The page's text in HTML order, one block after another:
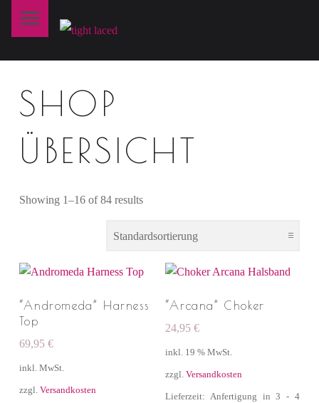
SHOP
ÜBERSICHT
Showing 1–16 of 84 results
“Andromeda” Harness
Top
69,95 €
inkl. MwSt.
zzgl. Versandkosten
“Arcana” Choker
24,95 €
inkl. 19 % MwSt.
zzgl. Versandkosten
Lieferzeit: Anfertigung in 3 - 4